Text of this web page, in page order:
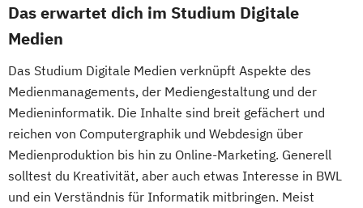
Das erwartet dich im Studium Digitale
Medien
Das Studium Digitale Medien verknüpft Aspekte des
Medienmanagements, der Mediengestaltung und der
Medieninformatik. Die Inhalte sind breit gefächert und
reichen von Computergraphik und Webdesign über
Medienproduktion bis hin zu Online-Marketing. Generell
solltest du Kreativität, aber auch etwas Interesse in BWL
und ein Verständnis für Informatik mitbringen. Meist